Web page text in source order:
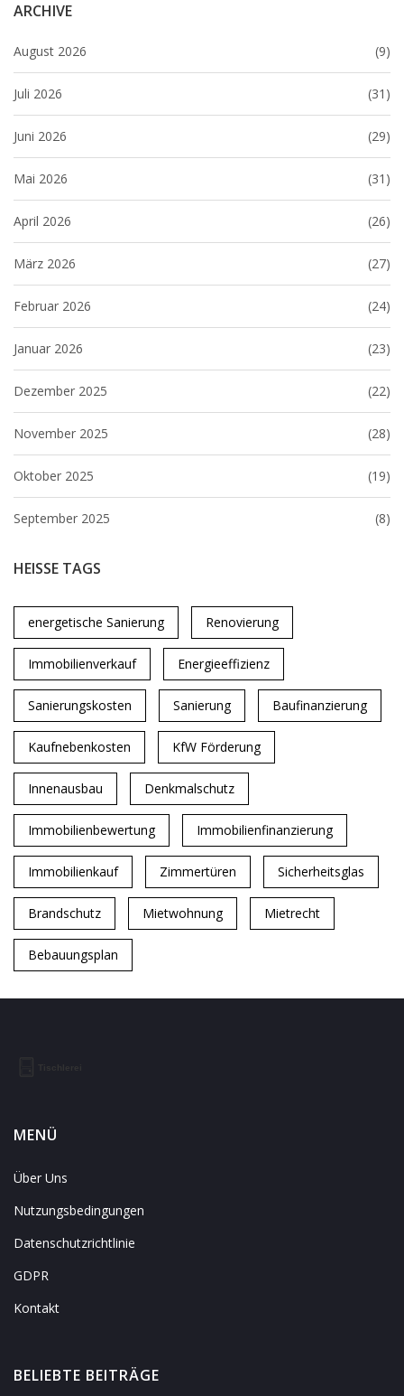
ARCHIVE
August 2026 (9)
Juli 2026 (31)
Juni 2026 (29)
Mai 2026 (31)
April 2026 (26)
März 2026 (27)
Februar 2026 (24)
Januar 2026 (23)
Dezember 2025 (22)
November 2025 (28)
Oktober 2025 (19)
September 2025 (8)
HEISSE TAGS
energetische Sanierung Renovierung
Immobilienverkauf Energieeffizienz
Sanierungskosten Sanierung Baufinanzierung
Kaufnebenkosten KfW Förderung
Innenausbau Denkmalschutz
Immobilienbewertung Immobilienfinanzierung
Immobilienkauf Zimmertüren Sicherheitsglas
Brandschutz Mietwohnung Mietrecht
Bebauungsplan
MENÜ
Über Uns
Nutzungsbedingungen
Datenschutzrichtlinie
GDPR
Kontakt
BELIEBTE BEITRÄGE